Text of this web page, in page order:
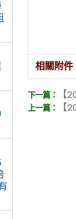
相關附件
【
【